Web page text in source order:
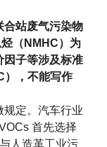
合站废气污染物
（NMHC）为
因子等涉及标准
），不能写作
规定。汽车行业
首先选择
人造革工业污